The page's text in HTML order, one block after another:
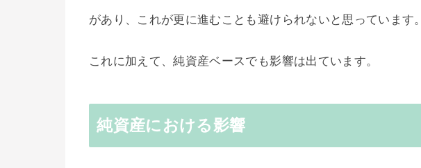
があり、これが更に進むことも避けられないと思っています。
これに加えて、純資産ベースでも影響は出ています。
純資産における影響